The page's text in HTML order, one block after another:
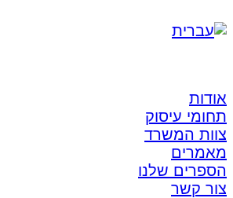
אודות
תחומי עיסוק
צוות המשרד
מאמרים
הספרים שלנו
צור קשר